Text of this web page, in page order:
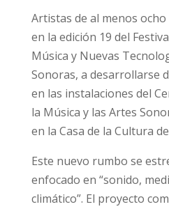
Artistas de al menos
en la edición 19 del
Música y Nuevas
Sonoras, a desarrollarse
en las instalaciones del
la Música y las Artes
en la Casa de la Cultura
Este nuevo rumbo se
enfocado en “sonido,
climático”. El proyecto